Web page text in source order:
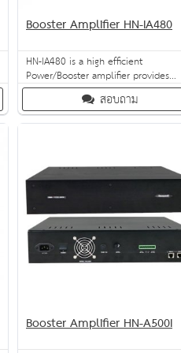
Booster Amplifier HN-IA480
HN-IA480 is a high efficient
Power/Booster amplifier provides
audio signal amplification for public
address and voice alarm system, It is
reliable,efficient and light in weight
สอบถาม
Booster Amplifier HN-A500I